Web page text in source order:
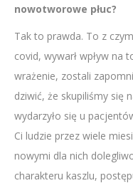
nowotworowe płuc?
Tak to prawda. To z
covid, wywarł wpływ na
wrażenie, zostali
dziwić, że skupiliśmy się
wydarzyło się u
Ci ludzie przez wiele
nowymi dla nich
charakteru kaszlu,